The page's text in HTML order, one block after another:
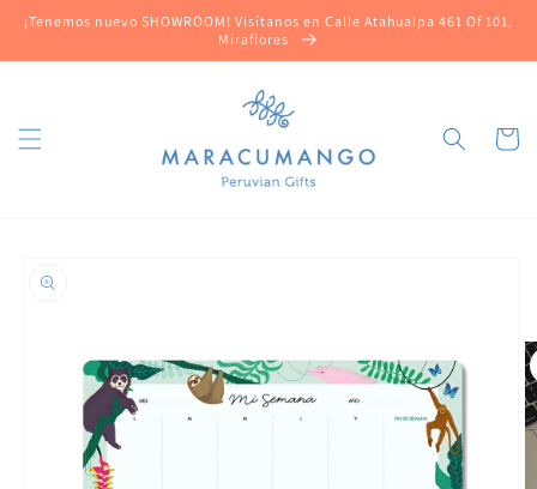
directamente
¡Tenemos nuevo SHOWROOM! Visítanos en Calle Atahualpa 461 Of 101,
Miraflores
Carrito
a la